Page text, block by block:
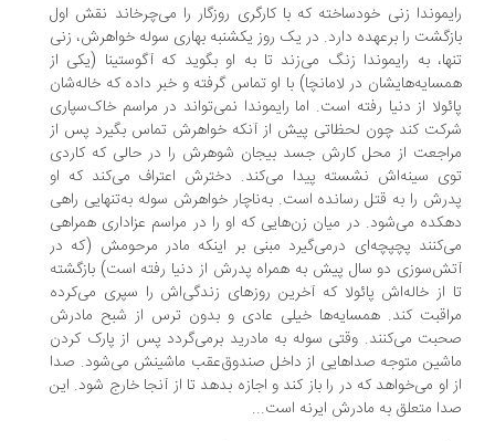
زنی خودساخته که با کارگری روزگار را می‌چرخاند نقش اول
را برعهده دارد. در یک روز یکشنبه‌ بهاری سوله خواهرش، زنی
به رایموندا زنگ می‌زند تا به‌ او بگوید که‌ آگوستینا (یکی از
در لامانچا) با او تماس گرفته‌ و خبر داده‌ که‌ خاله‌شان‌
از دنیا رفته‌ است. اما رایموندا نمی‌تواند در مراسم خاک‌سپاری
کند چون لحظاتی پیش از آنکه‌ خواهرش تماس بگیرد پس از
از محل کارش جسد بیجان شوهرش را در حالی که‌ کاردی
سینه‌اش نشسته‌ پیدا می‌کند. دخترش اعتراف می‌کند که‌ او
را به‌ قتل رسانده‌ است. به‌ناچار خواهرش سوله‌ به‌تنهایی راهی
می‌شود. در میان زن‌هایی که‌ او را در مراسم عزاداری همراهی
پچپچه‌ای درمی‌گیرد مبنی بر اینکه‌ مادر مرحومش (که‌ در
دو سال پیش به‌ همراه‌ پدرش از دنیا رفته‌ است) بازگشته‌
از خاله‌اش پائولا که‌ آخرین روزهای زندگی‌اش را سپری می‌کرده‌
کند. همسایه‌ها خیلی عادی و بدون ترس از شبح مادرش
می‌کنند. وقتی سوله‌ به‌ مادرید برمی‌گردد پس از پارک کردن
متوجه‌ صداهایی از داخل صندوق‌عقب ماشینش می‌شود. صدا
او می‌خواهد که‌ در را باز کند و اجازه‌ بدهد تا از آنجا خارج شود. این
متعلق به‌ مادرش ایرنه‌ است...